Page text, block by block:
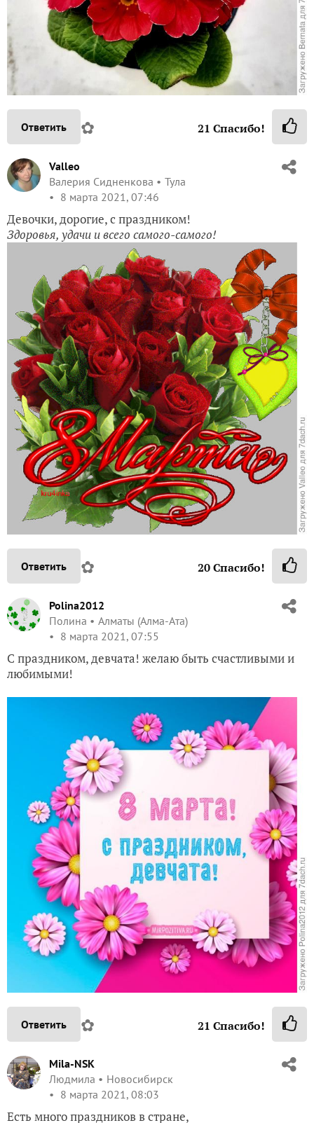
Ответить ✿ 21 Спасибо!
Valleo
Валерия Сидненкова
Тула
8 марта 2021, 07:46
Девочки, дорогие, с праздником!
Здоровья, удачи и всего самого-самого!
Ответить ✿ 20Спасибо!
Polina2012
Полина
Алматы (Алма-Ата)
8 марта 2021, 07:55
С праздником, девчата! желаю быть счастливыми и
любимыми!
Ответить ✿ 21 Спасибо!
Mila-NSK
Людмила
Новосибирск
8 марта 2021, 08:03
Есть много праздников в стране,